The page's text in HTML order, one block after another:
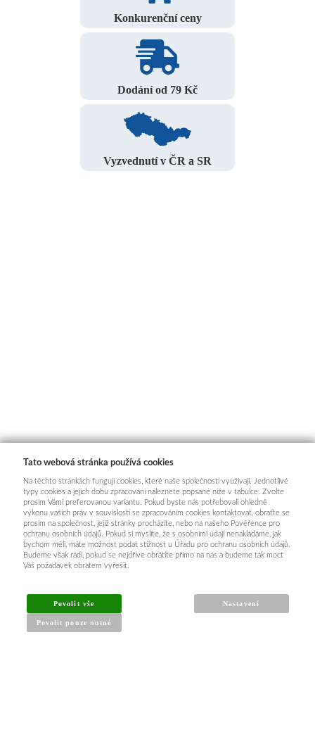
Konkurenční ceny
Dodání od 79 Kč
Vyzvednutí v ČR a SR
Tato webová stránka používá cookies
Na těchto stránkách fungují cookies, které naše společnosti využívají. Jednotlivé
typy cookies a jejich dobu zpracování naleznete popsané níže v tabulce. Zvolte
prosím Vámi preferovanou variantu. Pokud byste nás potřebovali ohledně
výkonu vašich práv v souvislosti se zpracováním cookies kontaktovat, obraťte se
prosím na společnost, jejíž stránky procházíte, nebo na našeho Pověřence pro
ochranu osobních údajů. Pokud si myslíte, že s osobními údaji nenakládáme, jak
bychom měli, máte možnost podat stížnost u Úřadu pro ochranu osobních údajů.
Budeme však rádi, pokud se nejdříve obrátíte přímo na nás a budeme tak moct
Váš požadavek obratem vyřešit.
Povolit vše
Povolit pouze nutné
Nastavení